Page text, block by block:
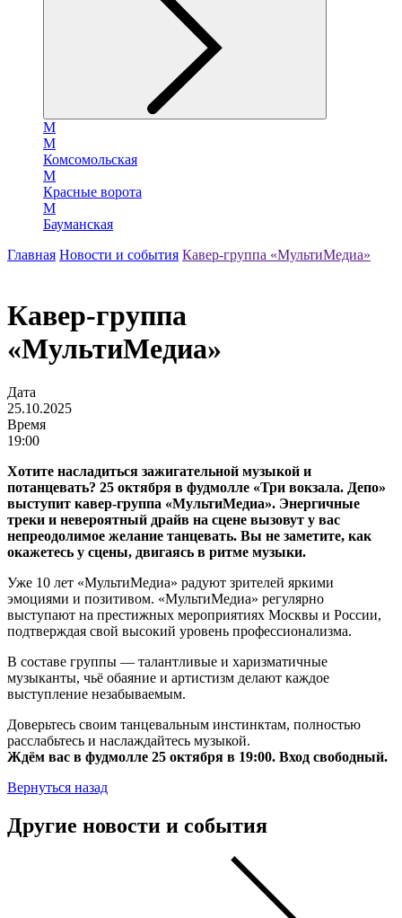
М
М
Комсомольская
М
Красные ворота
М
Бауманская
Главная Новости и события Кавер-группа «МультиМедиа»
Кавер-группа
«МультиМедиа»
Дата
25.10.2025
Время
19:00
Хотите насладиться зажигательной музыкой и
потанцевать? 25 октября в фудмолле «Три вокзала. Депо»
выступит кавер-группа «МультиМедиа». Энергичные
треки и невероятный драйв на сцене вызовут у вас
непреодолимое желание танцевать. Вы не заметите, как
окажетесь у сцены, двигаясь в ритме музыки.
Уже 10 лет «МультиМедиа» радуют зрителей яркими
эмоциями и позитивом. «МультиМедиа» регулярно
выступают на престижных мероприятиях Москвы и России,
подтверждая свой высокий уровень профессионализма.
В составе группы — талантливые и харизматичные
музыканты, чьё обаяние и артистизм делают каждое
выступление незабываемым.
Доверьтесь своим танцевальным инстинктам, полностью
расслабьтесь и наслаждайтесь музыкой.
Ждём вас в фудмолле 25 октября в 19:00. Вход свободный.
Вернуться назад
Другие новости и события